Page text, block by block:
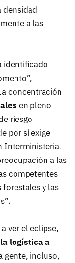
densidad
a las
identificado
concentración
en pleno
riesgo
por sí exige
Interministerial
a las
competentes
forestales y las
ver el eclipse,
logística a
gente, incluso,